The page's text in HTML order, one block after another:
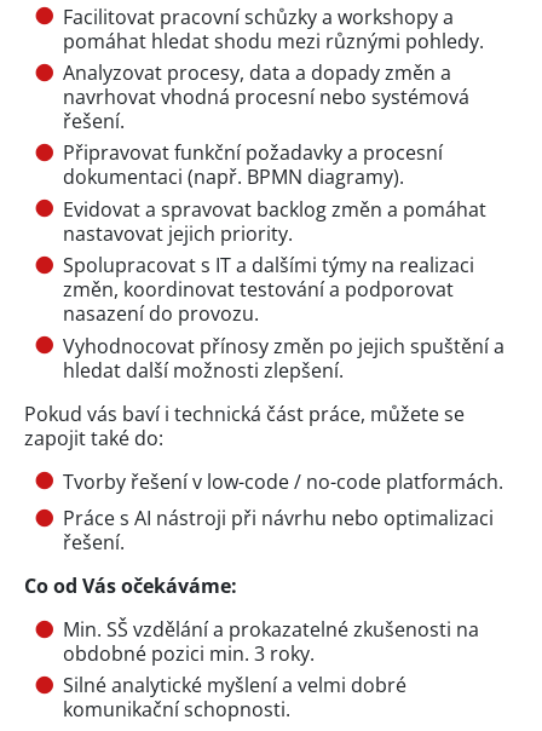
Facilitovat pracovní schůzky a workshopy a
pomáhat hledat shodu mezi různými pohledy.
Analyzovat procesy, data a dopady změn a
navrhovat vhodná procesní nebo systémová
řešení.
Připravovat funkční požadavky a procesní
dokumentaci (např. BPMN diagramy).
Evidovat a spravovat backlog změn a pomáhat
nastavovat jejich priority.
Spolupracovat s IT a dalšími týmy na realizaci
změn, koordinovat testování a podporovat
nasazení do provozu.
Vyhodnocovat přínosy změn po jejich spuštění a
hledat další možnosti zlepšení.
Pokud vás baví i technická část práce, můžete se
zapojit také do:
Tvorby řešení v low-code / no-code platformách.
Práce s AI nástroji při návrhu nebo optimalizaci
řešení.
Co od Vás očekáváme:
Min. SŠ vzdělání a prokazatelné zkušenosti na
obdobné pozici min. 3 roky.
Silné analytické myšlení a velmi dobré
komunikační schopnosti.